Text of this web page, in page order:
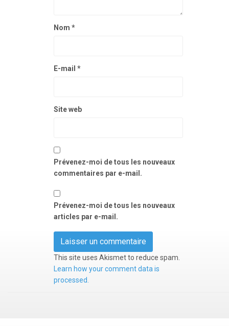
Nom *
E-mail *
Site web
Prévenez-moi de tous les nouveaux
commentaires par e-mail.
Prévenez-moi de tous les nouveaux
articles par e-mail.
This site uses Akismet to reduce spam.
Learn how your comment data is
processed.